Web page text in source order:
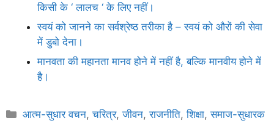
किसी के ‘ लालच ‘ के लिए नहीं।
स्वयं को जानने का सर्वश्रेष्ठ तरीका है – स्वयं को औरों की सेवा
में डुबो देना।
मानवता की महानता मानव होने में नहीं है, बल्कि मानवीय होने में
है।
Categories
आत्म-सुधार वचन,चरित्र,जीवन,राजनीति,शिक्षा,समाज-सुधारक